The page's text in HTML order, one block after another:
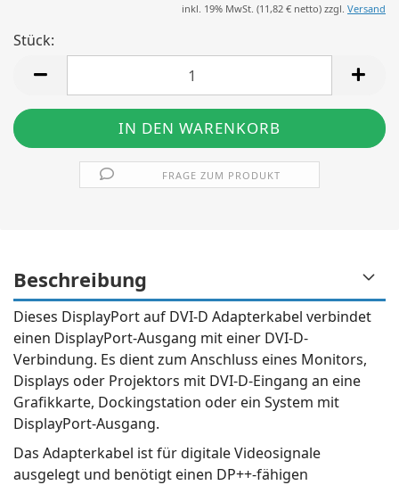
inkl. 19% MwSt. (11,82 € netto) zzgl. Versand
Stück:
FRAGE ZUM PRODUKT
Beschreibung
Dieses DisplayPort auf DVI-D Adapterkabel verbindet
einen DisplayPort-Ausgang mit einer DVI-D-
Verbindung. Es dient zum Anschluss eines Monitors,
Displays oder Projektors mit DVI-D-Eingang an eine
Grafikkarte, Dockingstation oder ein System mit
DisplayPort-Ausgang.
Das Adapterkabel ist für digitale Videosignale
ausgelegt und benötigt einen DP++-fähigen